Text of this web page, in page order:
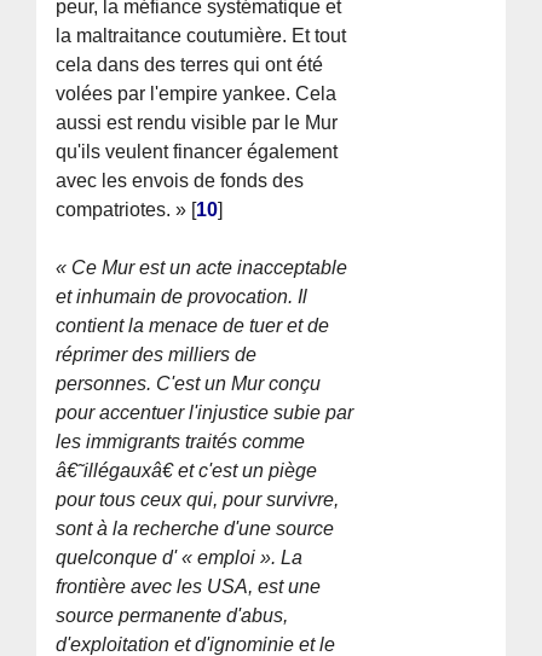
peur, la méfiance systématique et
la maltraitance coutumière. Et tout
cela dans des terres qui ont été
volées par l'empire yankee. Cela
aussi est rendu visible par le Mur
qu'ils veulent financer également
avec les envois de fonds des
compatriotes. » [10]
« Ce Mur est un acte inacceptable
et inhumain de provocation. Il
contient la menace de tuer et de
réprimer des milliers de
personnes. C'est un Mur conçu
pour accentuer l'injustice subie par
les immigrants traités comme
â€˜illégauxâ€ et c'est un piège
pour tous ceux qui, pour survivre,
sont à la recherche d'une source
quelconque d' « emploi ». La
frontière avec les USA, est une
source permanente d'abus,
d'exploitation et d'ignominie et le